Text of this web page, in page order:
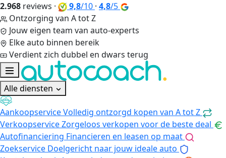
2.968 reviews · 9,8/10 · 4,8/5
Ontzorging van A tot Z
Jouw eigen team van auto-experts
Elke auto binnen bereik
Verdient zich dubbel en dwars terug
Alle diensten
AankoopserviceVolledig ontzorgd kopen van A tot Z
VerkoopserviceZorgeloos verkopen voor de beste deal
Autofinanciering Financieren en leasen op maat
Zoekservice Doelgericht naar jouw ideale auto